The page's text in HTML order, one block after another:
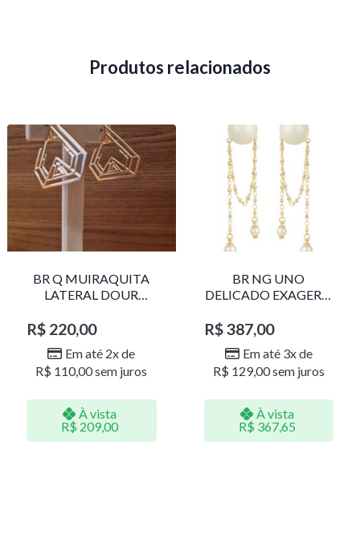
Produtos relacionados
BR Q MUIRAQUITA
LATERAL DOUR
R$ 220,00
Em até 2x de
R$ 110,00sem juros
À vista
R$ 209,00
BR NG UNO
DELICADO EXAGERO
R$387,00
Em até 3x de
R$ 129,00sem juros
À vista
R$ 367,65